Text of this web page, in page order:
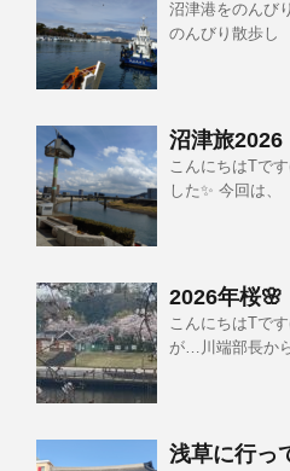
沼津港をのんび
のんびり散歩し
沼津旅
こんにちはTで
した✨ 今回は、
2026年桜🌸
こんにちはTで
が…川端部長か
浅草に行っ